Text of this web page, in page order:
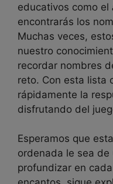
educativos como el
encontrarás los
Muchas veces,
nuestro
recordar nombres
reto. Con esta lista
rápidamente la
disfrutando del
Esperamos que
ordenada le sea
profundizar en